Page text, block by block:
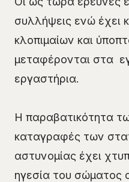
συλλήψεις ενώ έχει
κλοπιμαίων και
μεταφέρονται στα
εργαστήρια.
Η παραβατικότητα
καταγραφές των
αστυνομίας έχει
ηγεσία του σώματος